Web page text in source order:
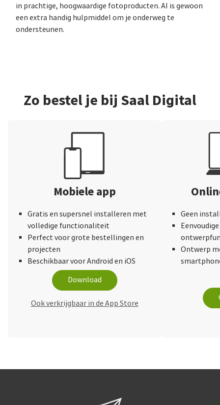
in prachtige, hoogwaardige fotoproducten. AI is gewoon
een extra handig hulpmiddel om je onderweg te
ondersteunen.
Zo bestel je bij Saal Digital
Mobiele app
Gratis en supersnel installeren met
volledige functionaliteit
Perfect voor grote bestellingen en
projecten
Beschikbaar voor Android en iOS
Download
Ook verkrijgbaar in de App Store
Geen
Ontwerp